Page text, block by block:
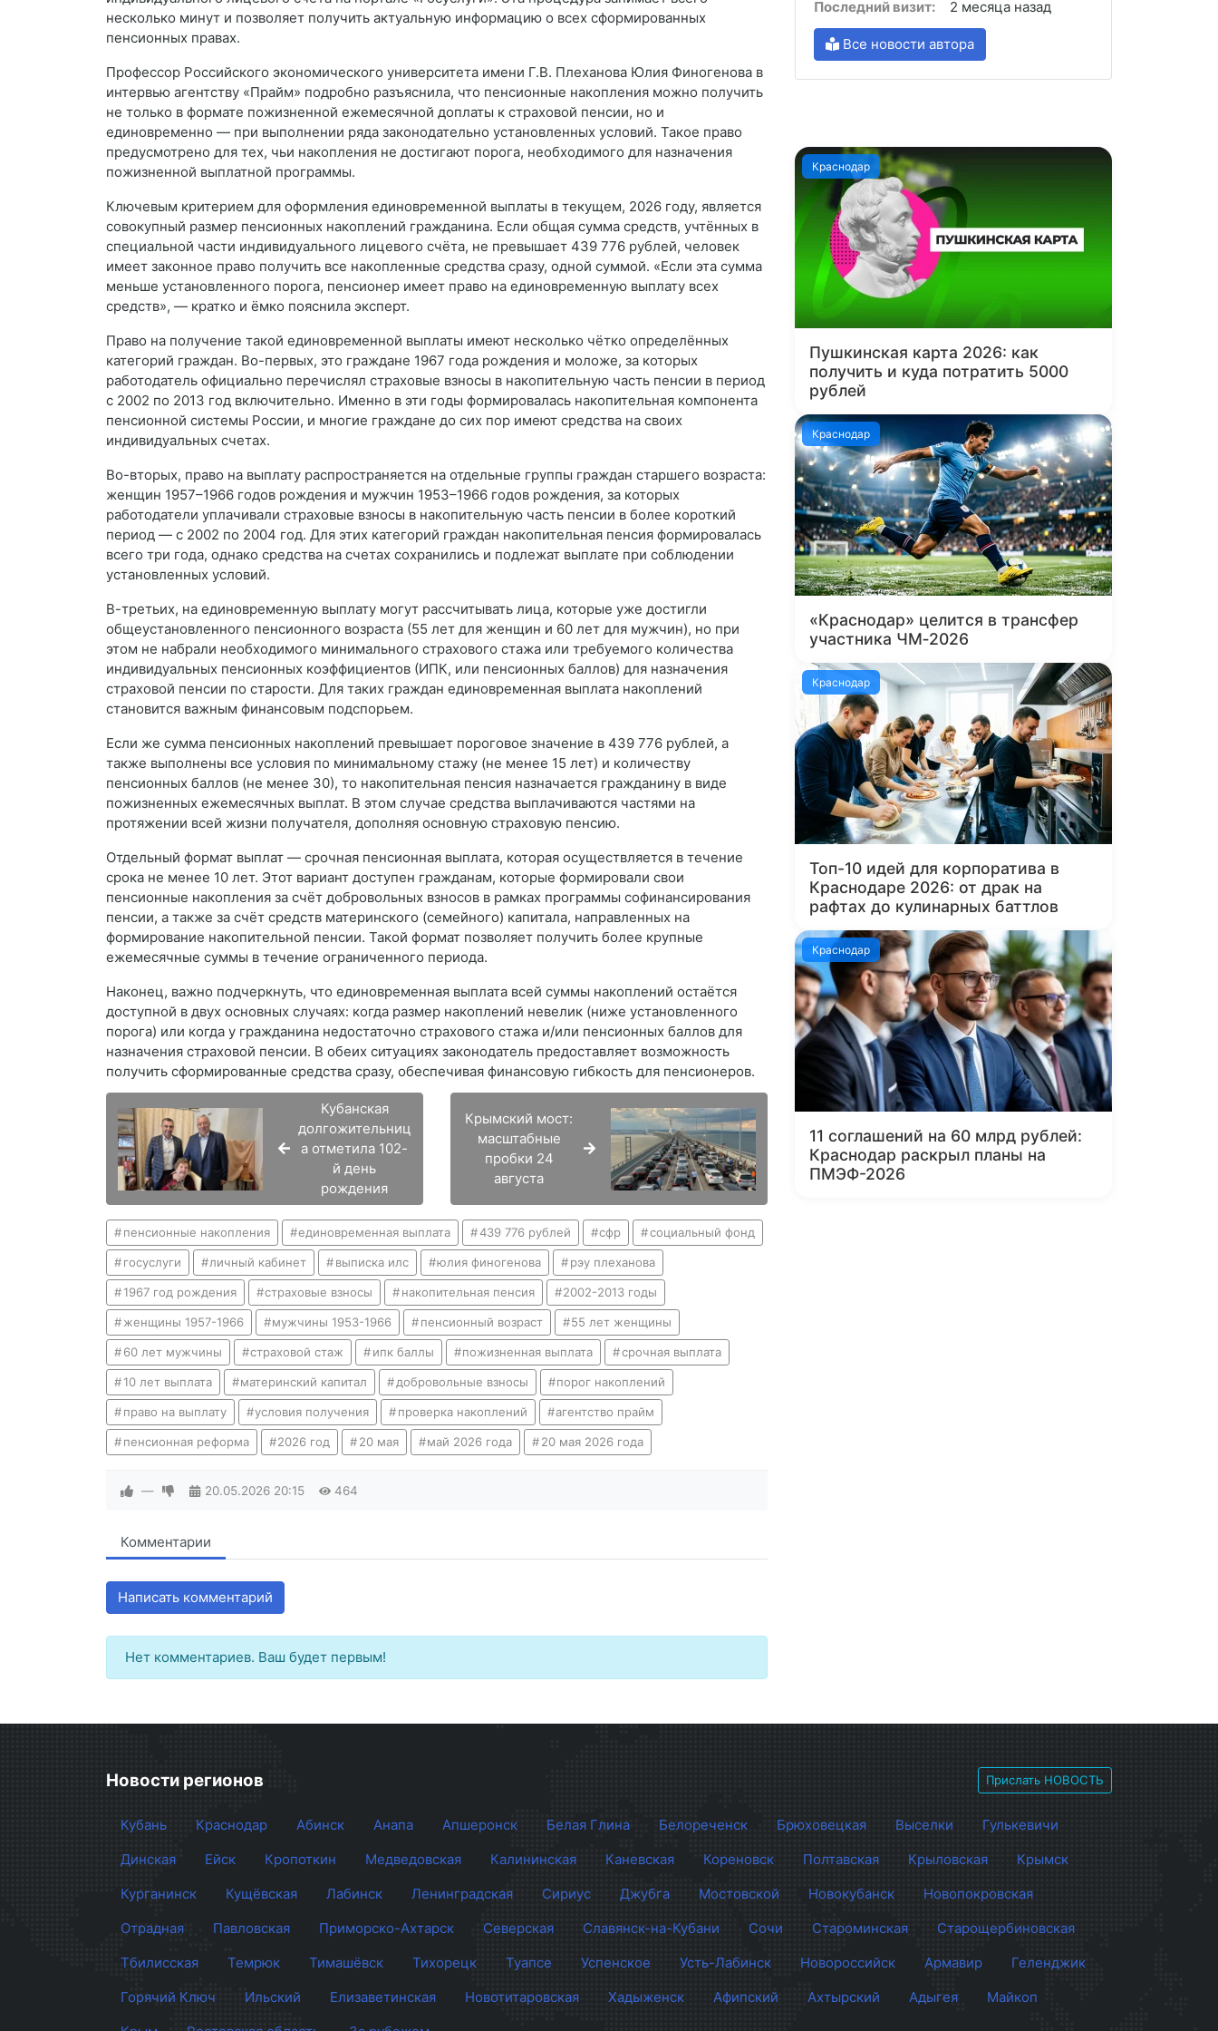
несколько минут и позволяет получить актуальную информацию о всех сформированных
пенсионных правах.
Профессор Российского экономического университета имени Г.В. Плеханова Юлия Финогенова в
интервью агентству «Прайм» подробно разъяснила, что пенсионные накопления можно получить
не только в формате пожизненной ежемесячной доплаты к страховой пенсии, но и
единовременно — при выполнении ряда законодательно установленных условий. Такое право
предусмотрено для тех, чьи накопления не достигают порога, необходимого для назначения
пожизненной выплатной программы.
Ключевым критерием для оформления единовременной выплаты в текущем, 2026 году, является
совокупный размер пенсионных накоплений гражданина. Если общая сумма средств, учтённых в
специальной части индивидуального лицевого счёта, не превышает 439 776 рублей, человек
имеет законное право получить все накопленные средства сразу, одной суммой. «Если эта сумма
меньше установленного порога, пенсионер имеет право на единовременную выплату всех
средств», — кратко и ёмко пояснила эксперт.
Право на получение такой единовременной выплаты имеют несколько чётко определённых
категорий граждан. Во-первых, это граждане 1967 года рождения и моложе, за которых
работодатель официально перечислял страховые взносы в накопительную часть пенсии в период
с 2002 по 2013 год включительно. Именно в эти годы формировалась накопительная компонента
пенсионной системы России, и многие граждане до сих пор имеют средства на своих
индивидуальных счетах.
Во-вторых, право на выплату распространяется на отдельные группы граждан старшего возраста:
женщин 1957–1966 годов рождения и мужчин 1953–1966 годов рождения, за которых
работодатели уплачивали страховые взносы в накопительную часть пенсии в более короткий
период — с 2002 по 2004 год. Для этих категорий граждан накопительная пенсия формировалась
всего три года, однако средства на счетах сохранились и подлежат выплате при соблюдении
установленных условий.
В-третьих, на единовременную выплату могут рассчитывать лица, которые уже достигли
общеустановленного пенсионного возраста (55 лет для женщин и 60 лет для мужчин), но при
этом не набрали необходимого минимального страхового стажа или требуемого количества
индивидуальных пенсионных коэффициентов (ИПК, или пенсионных баллов) для назначения
страховой пенсии по старости. Для таких граждан единовременная выплата накоплений
становится важным финансовым подспорьем.
Если же сумма пенсионных накоплений превышает пороговое значение в 439 776 рублей, а
также выполнены все условия по минимальному стажу (не менее 15 лет) и количеству
пенсионных баллов (не менее 30), то накопительная пенсия назначается гражданину в виде
пожизненных ежемесячных выплат. В этом случае средства выплачиваются частями на
протяжении всей жизни получателя, дополняя основную страховую пенсию.
Отдельный формат выплат — срочная пенсионная выплата, которая осуществляется в течение
срока не менее 10 лет. Этот вариант доступен гражданам, которые формировали свои
пенсионные накопления за счёт добровольных взносов в рамках программы софинансирования
пенсии, а также за счёт средств материнского (семейного) капитала, направленных на
формирование накопительной пенсии. Такой формат позволяет получить более крупные
ежемесячные суммы в течение ограниченного периода.
Наконец, важно подчеркнуть, что единовременная выплата всей суммы накоплений остаётся
доступной в двух основных случаях: когда размер накоплений невелик (ниже установленного
порога) или когда у гражданина недостаточно страхового стажа и/или пенсионных баллов для
назначения страховой пенсии. В обеих ситуациях законодатель предоставляет возможность
получить сформированные средства сразу, обеспечивая финансовую гибкость для пенсионеров.
Кубанская
долгожительниц
а отметила 102-
й день
рождения
Крымский мост:
масштабные
пробки 24
августа
пенсионные накопления единовременная выплата 439 776 рублей сфр социальный фонд
госуслуги личный кабинет выписка илс юлия финогенова рэу плеханова
1967 год рождения страховые взносы накопительная пенсия 2002-2013 годы
женщины 1957-1966 мужчины 1953-1966 пенсионный возраст 55 лет женщины
60 лет мужчины страховой стаж ипк баллы пожизненная выплата срочная выплата
10 лет выплата материнский капитал добровольные взносы порог накоплений
право на выплату условия получения проверка накоплений агентство прайм
пенсионная реформа 2026 год 20 мая май 2026 года 20 мая 2026 года
— 20.05.2026 20:15 464
Комментарии
Написать комментарий
Нет комментариев. Ваш будет первым!
Последний визит:
2 месяца назад
Все новости автора
Краснодар
Пушкинская карта 2026: как
получить и куда потратить 5000
рублей
Краснодар
«Краснодар» целится в трансфер
участника ЧМ‑2026
Краснодар
Топ-10 идей для корпоратива в
Краснодаре 2026: от драк на
рафтах до кулинарных баттлов
Краснодар
11 соглашений на 60 млрд рублей:
Краснодар раскрыл планы на
ПМЭФ-2026
Новости регионов Прислать НОВОСТЬ
Кубань Краснодар Абинск Анапа Апшеронск Белая Глина Белореченск Брюховецкая Выселки
Гулькевичи
Динская
Ейск Кропоткин Медведовская Калининская Каневская Кореновск Полтавская Крыловская
Крымск
Курганинск
Кущёвская Лабинск Ленинградская Сириус Джубга Мостовской Новокубанск
Новопокровская
Отрадная
Павловская Приморско-Ахтарск Северская Славянск-на-Кубани Сочи Староминская
Старощербиновская
Тбилисская
Темрюк Тимашёвск Тихорецк Туапсе Успенское Усть-Лабинск Новороссийск Армавир
Геленджик
Горячий Ключ
Ильский Елизаветинская Новотитаровская Хадыженск Афипский Ахтырский Адыгея
Майкоп